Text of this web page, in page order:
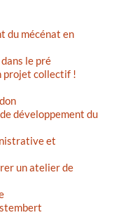
du mécénat en
le pré
projet collectif !
développement du
et
un atelier de